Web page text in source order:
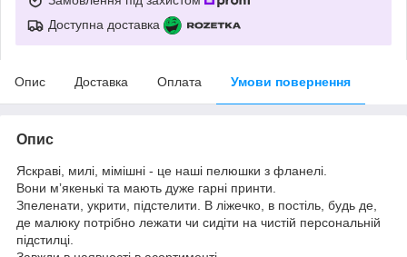
Доступна доставка
Опис Доставка Оплата Умови повернення
Опис
Яскраві, милі, мімішні - це наші пелюшки з фланелі.
Вони мʼякенькі та мають дуже гарні принти.
Зпеленати, укрити, підстелити. В ліжечко, в постіль, будь де,
де малюку потрібно лежати чи сидіти на чистій персональній
підстилці.